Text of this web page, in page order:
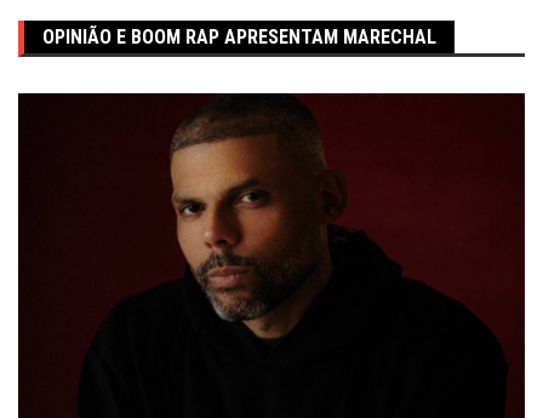
OPINIÃO E BOOM RAP APRESENTAM MARECHAL